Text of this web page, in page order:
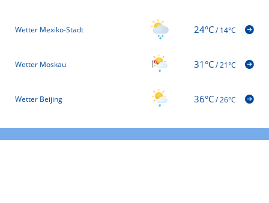
Wetter Mexiko-Stadt 24°C/14°C
Wetter Moskau 31°C/21°C
Wetter Beijing 36°C/26°C